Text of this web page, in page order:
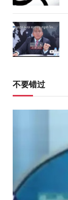
不要错过